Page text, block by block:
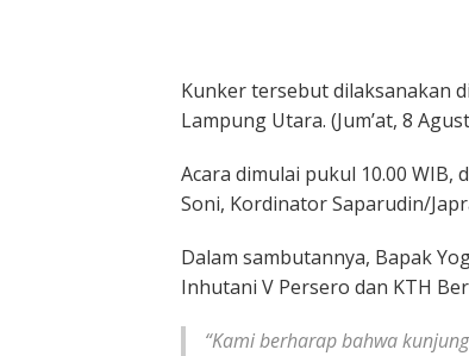
Kunker tersebut dilaksanakan
Lampung Utara. (Jum’at, 8
Acara dimulai pukul 10.00 WIB,
Soni, Kordinator Saparudin/
Dalam sambutannya, Bapak
Inhutani V Persero dan KTH
“Kami berharap bahwa